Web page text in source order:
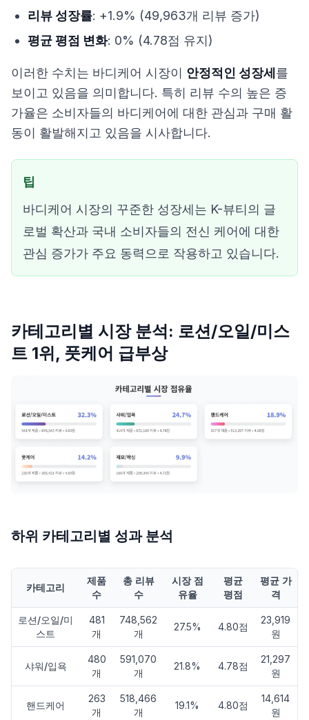
리뷰 성장률: +1.9% (49,963개 리뷰 증가)
평균 평점 변화: 0% (4.78점 유지)
이러한 수치는 바디케어 시장이 안정적인 성장세를
보이고 있음을 의미합니다. 특히 리뷰 수의 높은 증
가율은 소비자들의 바디케어에 대한 관심과 구매 활
동이 활발해지고 있음을 시사합니다.
팁
바디케어 시장의 꾸준한 성장세는 K-뷰티의 글
로벌 확산과 국내 소비자들의 전신 케어에 대한
관심 증가가 주요 동력으로 작용하고 있습니다.
카테고리별 시장 분석: 로션/오일/미스
트 1위, 풋케어 급부상
하위 카테고리별 성과 분석
카테고리
제품
수
총 리뷰
수
시장 점
유율
평균
평점
평균 가
격
로션/오일/미
스트
481
개
748,562
개
27.5% 4.80점
23,919
원
샤워/입욕
480
개
591,070
개
21.8% 4.78점
21,297
원
핸드케어
263
개
518,466
개
19.1% 4.80점
14,614
원